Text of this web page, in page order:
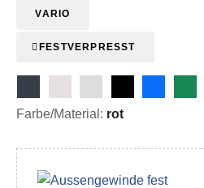
VARIO
FESTVERPRESST
Farbe/Material: rot